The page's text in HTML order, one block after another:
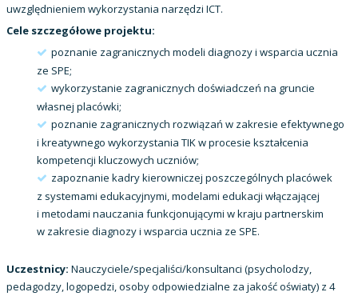
uwzględnieniem wykorzystania narzędzi ICT.
Cele szczegółowe projektu:
poznanie zagranicznych modeli diagnozy i wsparcia ucznia
ze SPE;
wykorzystanie zagranicznych doświadczeń na gruncie
własnej placówki;
poznanie zagranicznych rozwiązań w zakresie efektywnego
i kreatywnego wykorzystania TIK w procesie kształcenia
kompetencji kluczowych uczniów;
zapoznanie kadry kierowniczej poszczególnych placówek
z systemami edukacyjnymi, modelami edukacji włączającej
i metodami nauczania funkcjonującymi w kraju partnerskim
w zakresie diagnozy i wsparcia ucznia ze SPE.
Uczestnicy: Nauczyciele/specjaliści/konsultanci (psycholodzy,
pedagodzy, logopedzi, osoby odpowiedzialne za jakość oświaty) z 4